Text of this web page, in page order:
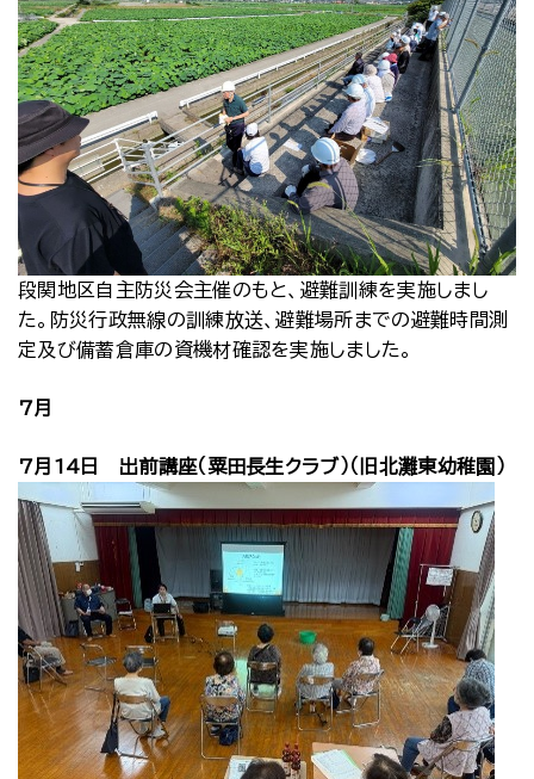
段関地区自主防災会主催のもと、避難訓練を実施しまし
た。防災行政無線の訓練放送、避難場所までの避難時間測
定及び備蓄倉庫の資機材確認を実施しました。
7月
7月14日 出前講座（粟田長生クラブ）（旧北灘東幼稚園）